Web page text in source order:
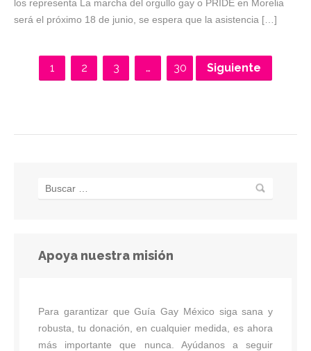
los representa La marcha del orgullo gay o PRIDE en Morelia
será el próximo 18 de junio, se espera que la asistencia […]
1 2 3 … 30 Siguiente
Apoya nuestra misión
Para garantizar que Guía Gay México siga sana y
robusta, tu donación, en cualquier medida, es ahora
más importante que nunca. Ayúdanos a seguir